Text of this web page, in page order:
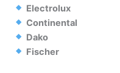
Electrolux
Continental
Dako
Fischer